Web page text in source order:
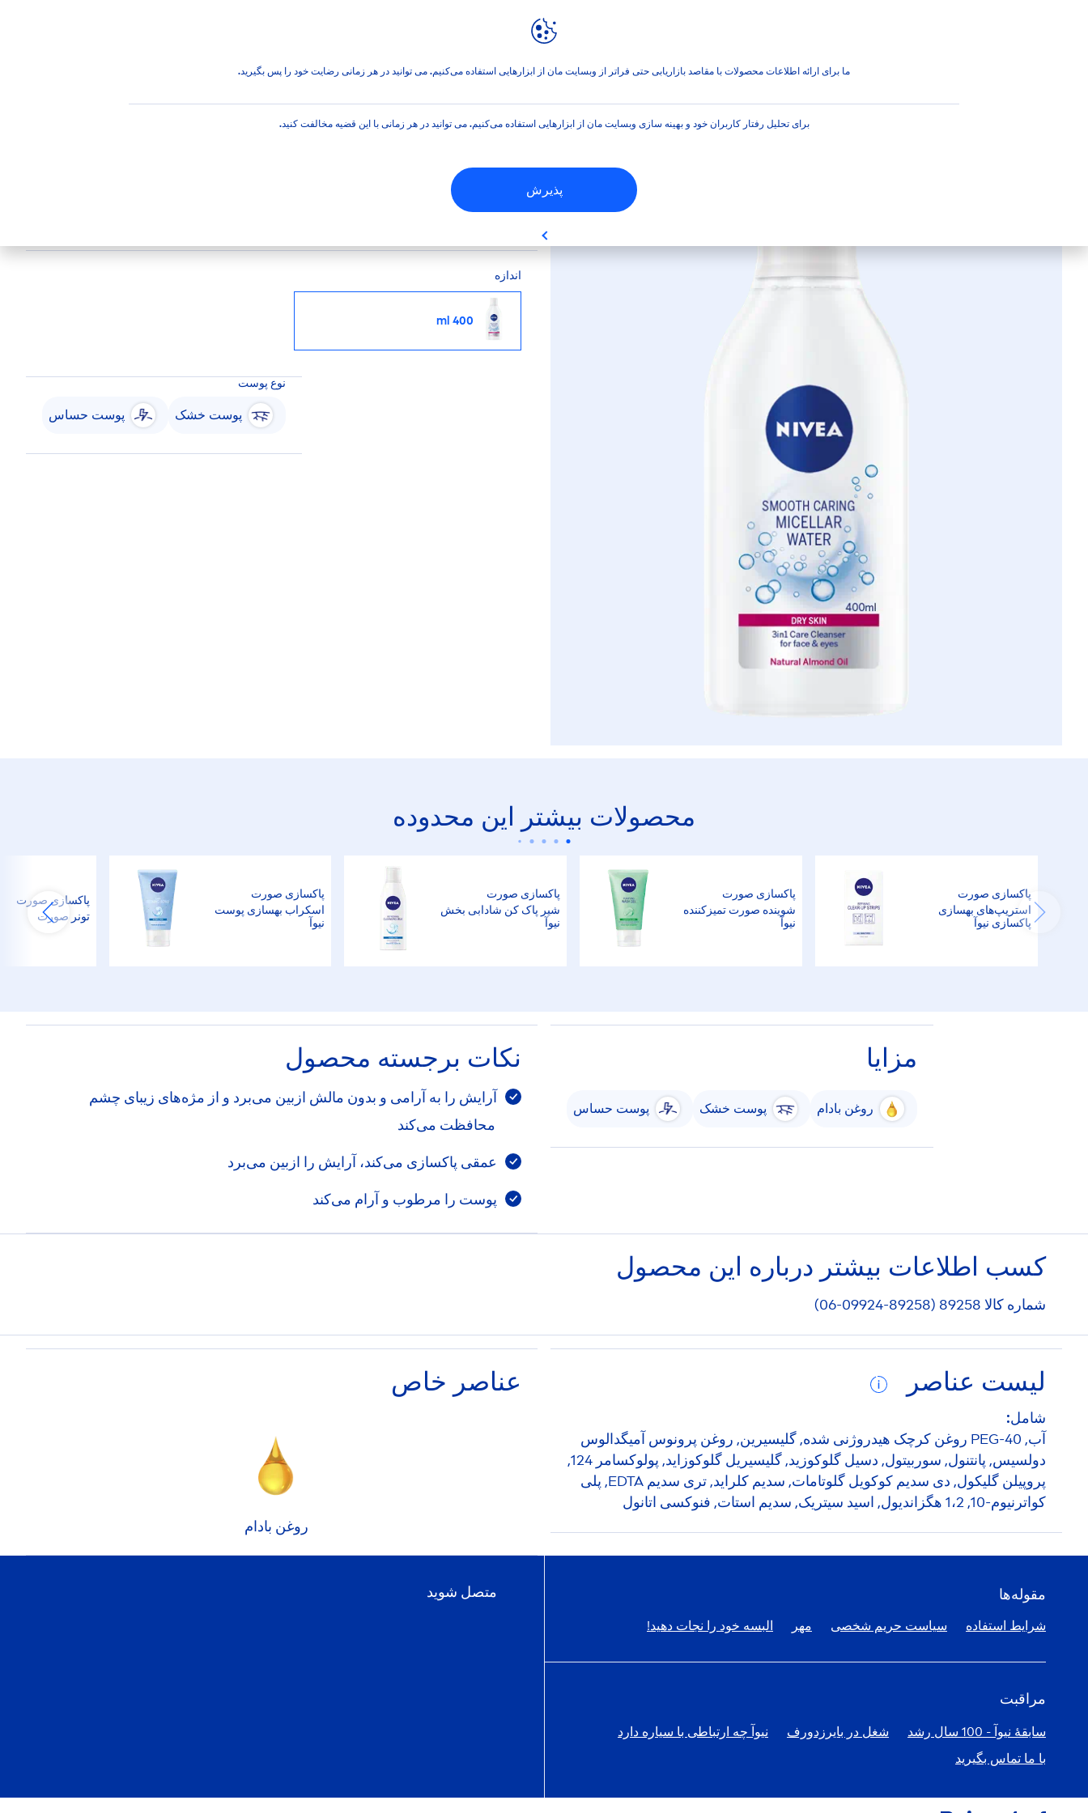
ما برای ارائه اطلاعات محصولات با مقاصد بازاریابی حتی فراتر از وبسایت مان از ابزارهایی استفاده می‌کنیم. می توانید در هر زمانی رضایت خود را پس بگیرید.
برای تحلیل رفتار کاربران خود و بهینه سازی وبسایت مان از ابزارهایی استفاده می‌کنیم. می توانید در هر زمانی با این قضیه مخالفت کنید.
پذیرش
پاکساز پاک کننده آرایش میسلار واتر‌ 3 در 1 نیوآ
پاک کننده آرایش میسلار واتر‌ 3 در 1 نیوآ
را به آرامی و بدون سوزش پاک می‌کند و بصورت عمقی پاکسازی می‌کند. پوستی
اندازه
400 ml
نوع پوست
پوست خشک پوست حساس
محصولات بیشتر این محدوده
پاکسازی صورت
استریپ‌های بهسازی
پاکسازی نیوآ
پاکسازی صورت
شوینده صورت تمیزکننده
نیوآ
پاکسازی صورت
شیر پاک کن شادابی بخش
نیوآ
پاکسازی صورت
اسکراب بهسازی پوست
نیوآ
پاکسازی صورت
تونر صورت
مزایا
روغن بادام پوست خشک پوست حساس
نکات برجسته محصول
آرایش را به آرامی و بدون مالش ازبین می‌برد و از مژه‌های زیبای چشم
محافظت می‌کند
عمقی پاکسازی می‌کند، آرایش را ازبین می‌برد
پوست را مرطوب و آرام می‌کند
کسب اطلاعات بیشتر درباره این محصول
شماره کالا 89258 (89258-09924-06)
لیست عناصر
شامل:
آب, PEG-40 روغن کرچک هیدروژنی شده, گلیسیرین, روغن پرونوس آمیگدالوس
دولسیس, پانتنول, سوربیتول, دسیل گلوكوزيد, گلیسیریل گلوکوزاید, پولوکسامر 124,
پروپیلن گلیکول, دی سدیم کوکویل گلوتامات, سدیم کلراید, تری سدیم EDTA, پلی
کواترنیوم-10, 1،2 هگزاندیول, اسید سیتریک, سدیم استات, فنوکسی اتانول
عناصر خاص
روغن بادام
مقوله‌ها
شرایط استفاده سیاست حریم شخصی مهر البسه خود را نجات دهید!
مراقبت
سابقۀ نیوآ - 100 سال رشد شغل در بایرزدورف
نیوآ چه ارتباطی با سیاره دارد
با ما تماس بگیرید
متصل شوید